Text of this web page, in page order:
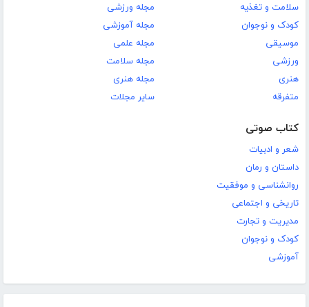
سلامت و تغذیه
کودک و نوجوان
موسیقی
ورزشی
هنری
متفرقه
مجله ورزشی
مجله آموزشی
مجله علمی
مجله سلامت
مجله هنری
سایر مجلات
کتاب صوتی
شعر و ادبیات
داستان و رمان
روانشناسی و موفقیت
تاریخی و اجتماعی
مدیریت و تجارت
کودک و نوجوان
آموزشی